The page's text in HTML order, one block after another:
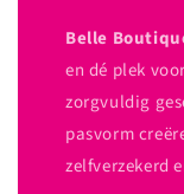
Belle
en dé plek
zorgvuldig
pasvorm
zelfverzekerd